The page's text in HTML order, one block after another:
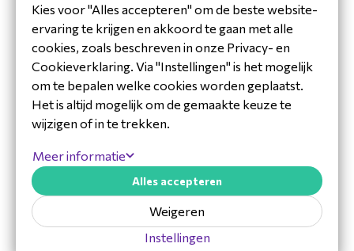
Heb je al een account aangemaakt of inloggegevens
gekregen?
Inloggen
Hulp nodig?
Vandaag zijn we bereikbaar van 8:30 tot 17:00
Kies voor "Alles accepteren" om de beste website-
ervaring te krijgen en akkoord te gaan met alle
cookies, zoals beschreven in onze Privacy- en
Cookieverklaring. Via "Instellingen" is het mogelijk
om te bepalen welke cookies worden geplaatst.
Het is altijd mogelijk om de gemaakte keuze te
wijzigen of in te trekken.
Meer informatie
Instellingen
Weigeren
Alles accepteren